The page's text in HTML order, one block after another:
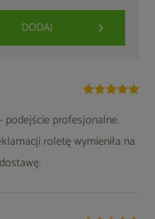
DODAJ
podejście profesjonalne.
roletę wymieniła na